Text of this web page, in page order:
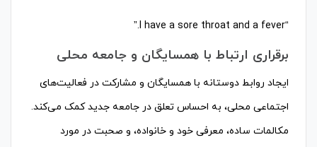
“I have a sore throat and a fever.”
برقراری ارتباط با همسایگان و جامعه محلی
ایجاد روابط دوستانه با همسایگان و مشارکت در فعالیت‌های
اجتماعی محلی، به احساس تعلق در جامعه جدید کمک می‌کند.
مکالمات ساده، معرفی خود و خانواده، و صحبت در مورد